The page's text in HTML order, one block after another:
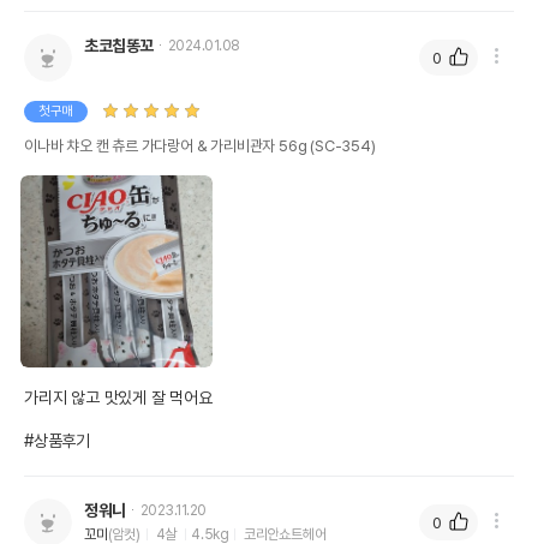
초코칩똥꼬 2024.01.08
첫구매
이나바 챠오 캔 츄르 가다랑어 & 가리비관자 56g (SC-354)
가리지 않고 맛있게 잘 먹어요
#상품후기
0
정워니
2023.11.20
꼬미 (암컷) 4살 4.5kg 코리안쇼트헤어
0